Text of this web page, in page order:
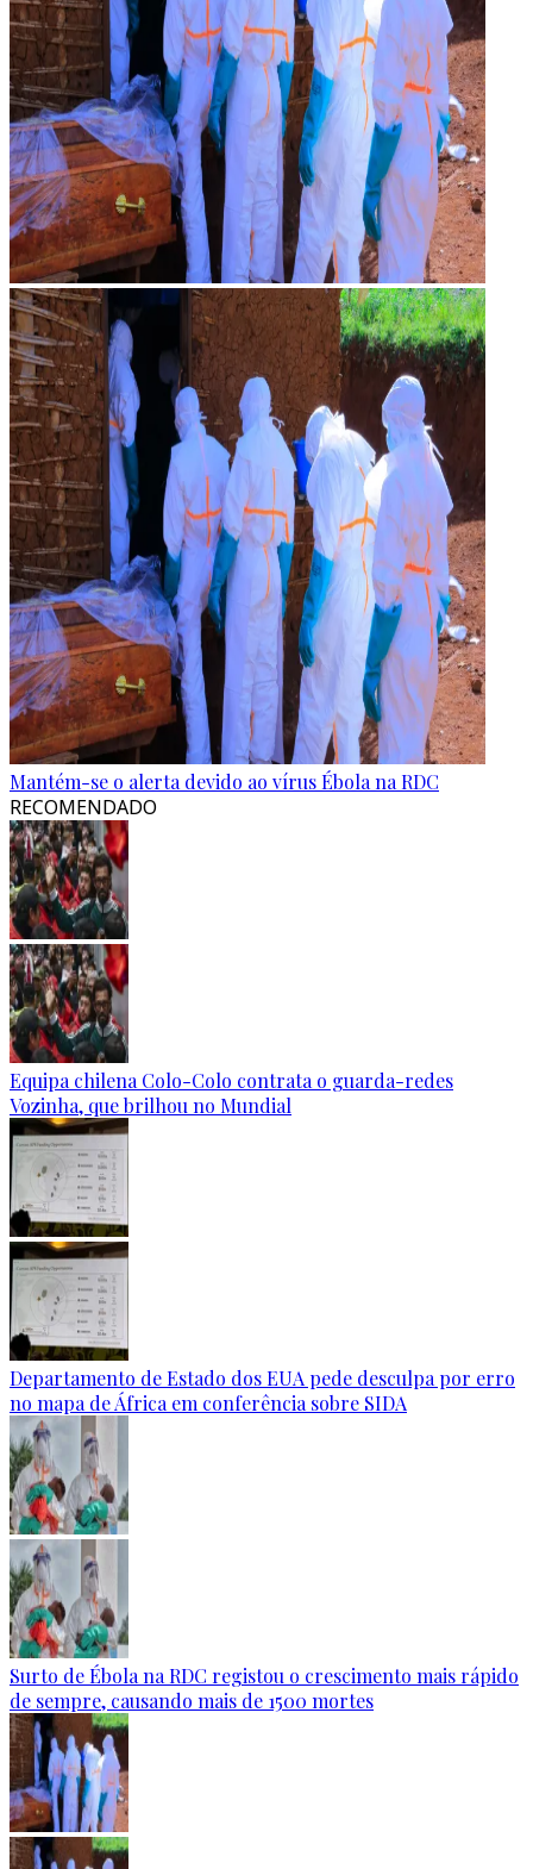
Mantém-se o alerta devido ao vírus Ébola na RDC
RECOMENDADO
Equipa chilena Colo-Colo contrata o guarda-redes
Vozinha, que brilhou no Mundial
Departamento de Estado dos EUA pede desculpa por erro
no mapa de África em conferência sobre SIDA
Surto de Ébola na RDC registou o crescimento mais rápido
de sempre, causando mais de 1500 mortes